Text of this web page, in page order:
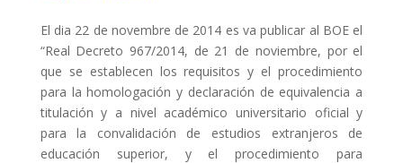
El dia 22 de novembre de 2014 es va publicar al BOE el
“Real Decreto 967/2014, de 21 de noviembre, por el
que se establecen los requisitos y el procedimiento
para la homologación y declaración de equivalencia a
titulación y a nivel académico universitario oficial y
para la convalidación de estudios extranjeros de
educación superior, y el procedimiento para